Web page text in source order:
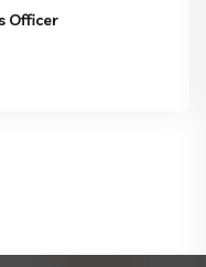
Officer